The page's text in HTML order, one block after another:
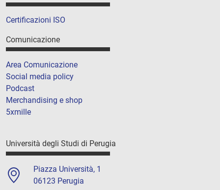
Certificazioni ISO
Comunicazione
Area Comunicazione
Social media policy
Podcast
Merchandising e shop
5xmille
Università degli Studi di Perugia
Piazza Università, 1
06123 Perugia